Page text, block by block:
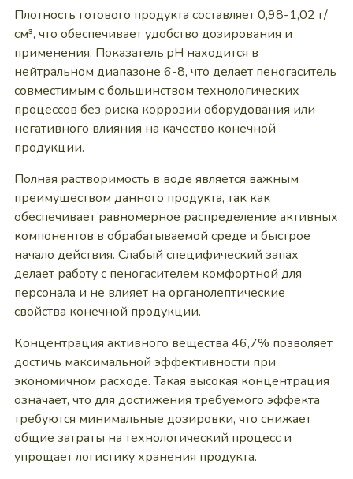
Плотность готового продукта составляет 0,98-1,02 г/
см³, что обеспечивает удобство дозирования и
применения. Показатель pH находится в
нейтральном диапазоне 6-8, что делает пеногаситель
совместимым с большинством технологических
процессов без риска коррозии оборудования или
негативного влияния на качество конечной
продукции.
Полная растворимость в воде является важным
преимуществом данного продукта, так как
обеспечивает равномерное распределение активных
компонентов в обрабатываемой среде и быстрое
начало действия. Слабый специфический запах
делает работу с пеногасителем комфортной для
персонала и не влияет на органолептические
свойства конечной продукции.
Концентрация активного вещества 46,7% позволяет
достичь максимальной эффективности при
экономичном расходе. Такая высокая концентрация
означает, что для достижения требуемого эффекта
требуются минимальные дозировки, что снижает
общие затраты на технологический процесс и
упрощает логистику хранения продукта.